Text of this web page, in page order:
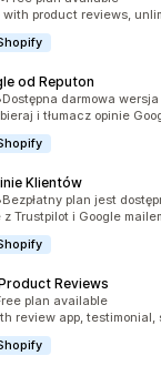
recenzji: 1080
with product reviews,
od Reputon
recenzji: 1401
Dostępna darmowa wersja
i tłumacz opinie
Klientów
recenzji: 1075
Bezpłatny plan jest
z Trustpilot i Google
Reviews
recenzji: 334
plan available
review app, testimonial,